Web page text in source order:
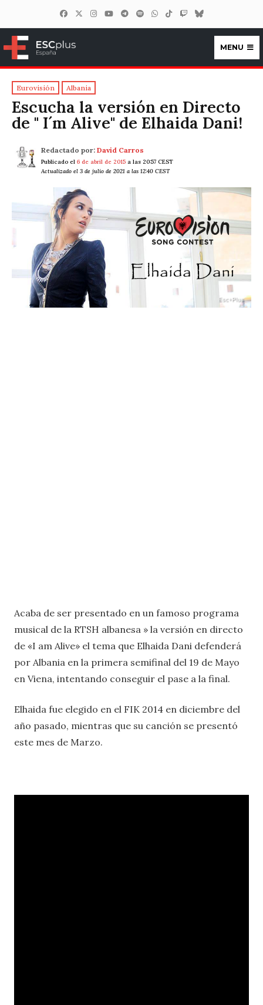
ESCplus España
MENU
Eurovisión Albania
Escucha la versión en Directo
de " I´m Alive" de Elhaida Dani!
Redactado por: David Carros
Publicado el 6 de abril de 2015 a las 20:57 CEST
Actualizado el 3 de julio de 2021 a las 12:40 CEST
Acaba de ser presentado en un famoso programa
musical de la RTSH albanesa » la versión en directo
de «I am Alive» el tema que Elhaida Dani defenderá
por Albania en la primera semifinal del 19 de Mayo
en Viena, intentando conseguir el pase a la final.
Elhaida fue elegido en el FIK 2014 en diciembre del
año pasado, mientras que su canción se presentó
este mes de Marzo.